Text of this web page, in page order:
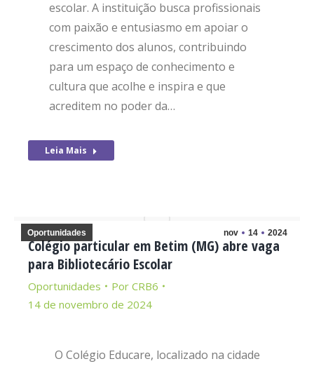
escolar. A instituição busca profissionais
com paixão e entusiasmo em apoiar o
crescimento dos alunos, contribuindo
para um espaço de conhecimento e
cultura que acolhe e inspira e que
acreditem no poder da…
Leia Mais
nov 14 2024
Oportunidades
Colégio particular em Betim (MG) abre vaga
para Bibliotecário Escolar
Oportunidades Por CRB6
14 de novembro de 2024
O Colégio Educare, localizado na cidade